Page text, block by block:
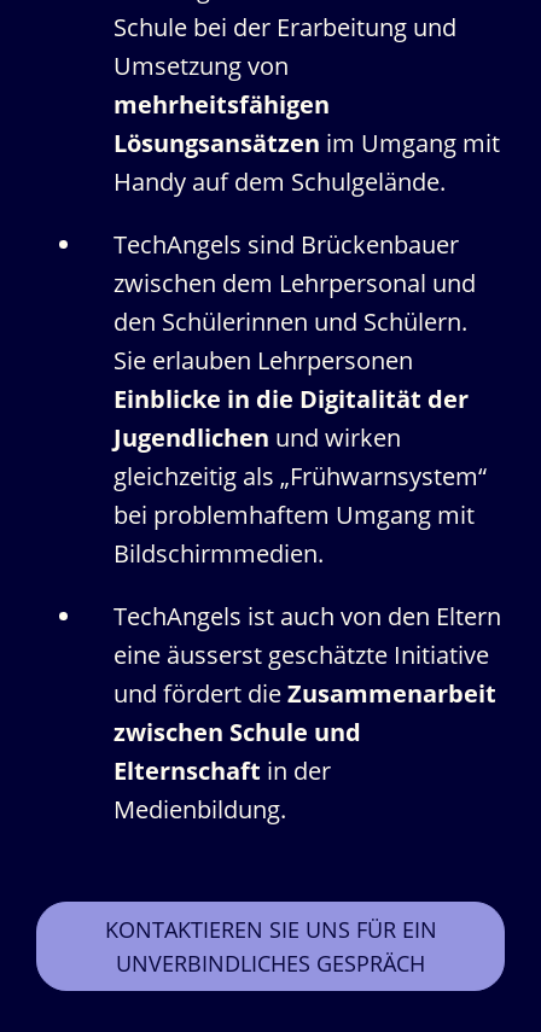
Schule bei der Erarbeitung und
Umsetzung von
mehrheitsfähigen
Lösungsansätzen im Umgang mit
Handy auf dem Schulgelände.
TechAngels sind Brückenbauer
zwischen dem Lehrpersonal und
den Schülerinnen und Schülern.
Sie erlauben Lehrpersonen
Einblicke in die Digitalität der
Jugendlichen und wirken
gleichzeitig als „Frühwarnsystem“
bei problemhaftem Umgang mit
Bildschirmmedien.
TechAngels ist auch von den Eltern
eine äusserst geschätzte Initiative
und fördert dieZusammenarbeit
zwischen Schule und
Elternschaft in der
Medienbildung.
KONTAKTIEREN SIE UNS FÜR EIN
UNVERBINDLICHES GESPRÄCH